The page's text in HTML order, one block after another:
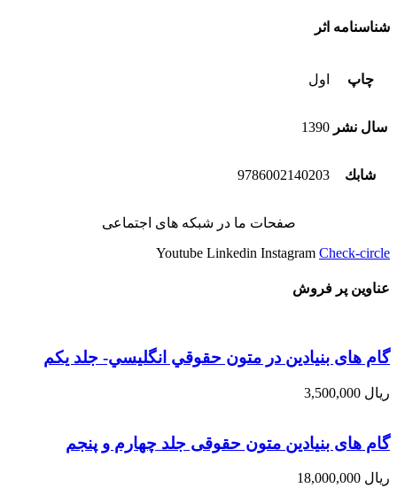
شناسنامه اثر
چاپ اول
سال نشر 1390
شابك 9786002140203
صفحات ما در شبکه های اجتماعی
Youtube Linkedin Instagram Check-circle
عناوین پر فروش
گام های بنیادین در متون حقوقي انگليسي- جلد يكم
ریال
گام های بنیادین متون حقوقی جلد چهارم و پنجم
ریال